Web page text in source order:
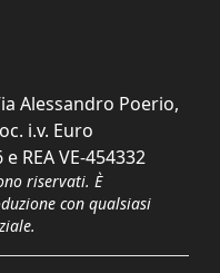
Alessandro Poerio,
i.v. Euro
REA VE-454332
riservati. È
con qualsiasi